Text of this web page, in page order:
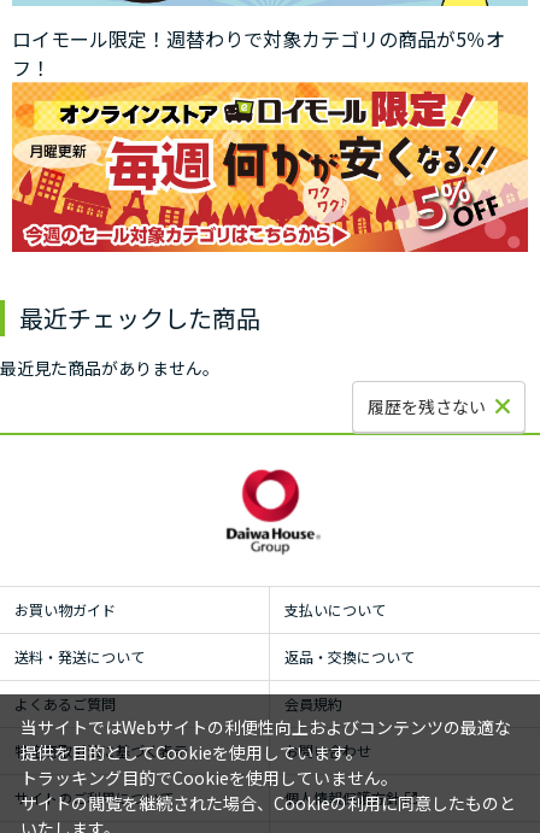
ロイモール限定！週替わりで対象カテゴリの商品が5％オ
フ！
最近チェックした商品
最近見た商品がありません。
履歴を残さない
お買い物ガイド 支払いについて
送料・発送について 返品・交換について
よくあるご質問 会員規約
特定商取引法に基づく表示 お問い合わせ
サイトのご利用について 個人情報保護方針
当サイトではWebサイトの利便性向上およびコンテンツの最適な
提供を目的としてCookieを使用しています。
トラッキング目的でCookieを使用していません。
サイトの閲覧を継続された場合、Cookieの利用に同意したものと